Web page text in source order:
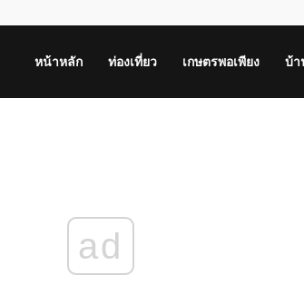
หน้าหลัก ท่องเที่ยว เกษตรพอเพียง บ้
ad